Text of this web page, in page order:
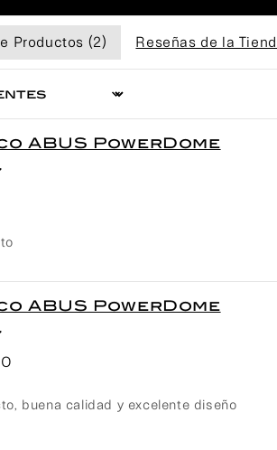
Productos (2) Reseñas de la
ABUS PowerDome
ABUS PowerDome
buena calidad y excelente diseño